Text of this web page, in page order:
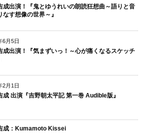
成出演！『鬼とゆうれいの朗読狂想曲～語りと音
なす想像の世界～』
6月5日
成出演！『気まずいっ！～心が痛くなるスケッチ
2月1日
成 出演『吉野朝太平記 第一巻 Audible版』
成：Kumamoto Kissei